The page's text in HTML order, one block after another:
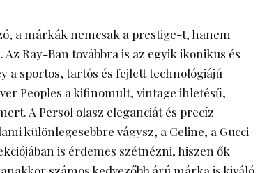
a márkák nemcsak a prestige-t, hanem
Ray-Ban továbbra is az egyik ikonikus és
a sportos, tartós és fejlett technológiájú
Peoples a kifinomult, vintage ihletésű,
A Persol olasz eleganciát és precíz
különlegesebbre vágysz, a Celine, a Gucci
is érdemes szétnézni, hiszen ők